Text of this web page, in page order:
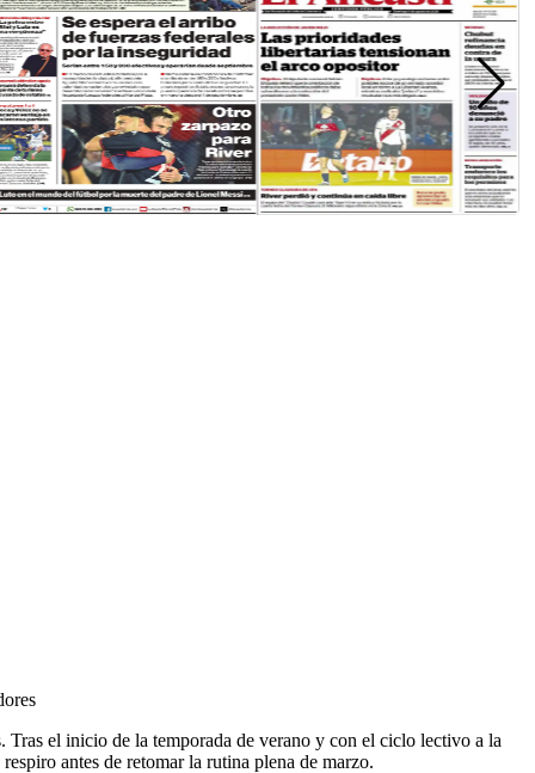
Tras el inicio de la temporada de verano y con el ciclo lectivo a la
antes de retomar la rutina plena de marzo.